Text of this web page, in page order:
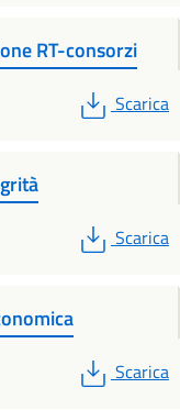
RT-consorzi
PDF
Scarica
PDF
Scarica
PDF
Scarica